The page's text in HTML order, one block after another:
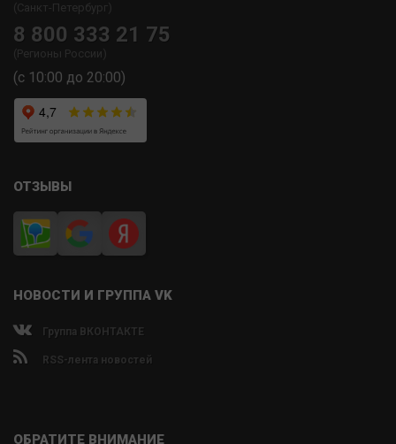
(Санкт-Петербург)
8 800 333 21 75
(Регионы России)
(с 10:00 до 20:00)
ОТЗЫВЫ
НОВОСТИ И ГРУППА VK
Группа ВКОНТАКТЕ
RSS-лента новостей
ОБРАТИТЕ ВНИМАНИЕ